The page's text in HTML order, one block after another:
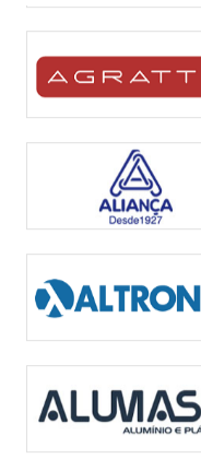
Fita de LED